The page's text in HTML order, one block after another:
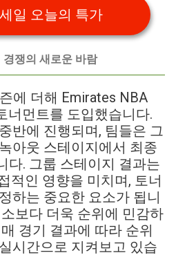
일 오늘의 특가
경쟁의 새로운 바람
에 더해 Emirates NBA
너먼트를 도입했습니다.
반에 진행되며, 팀들은 그
아웃 스테이지에서 최종
다. 그룹 스테이지 결과는
적인 영향을 미치며, 토너
하는 중요한 요소가 됩니
보다 더욱 순위에 민감하
경기 결과에 따라 순위
시간으로 지켜보고 있습